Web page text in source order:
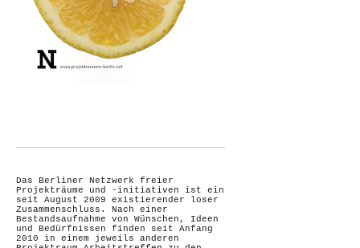
Das Berliner Netzwerk freier
Projekträume und -initiativen ist ein
seit August 2009 existierender loser
Zusammenschluss. Nach einer
Bestandsaufnahme von Wünschen, Ideen
und Bedürfnissen finden seit Anfang
2010 in einem jeweils anderen